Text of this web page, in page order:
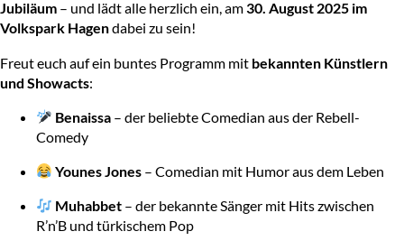
Jubiläum – und lädt alle herzlich ein, am30. August 2025 im
Volkspark Hagendabei zu sein!
Freut euch auf ein buntes Programm mit bekannten Künstlern
und Showacts:
Benaissa – der beliebte Comedian aus der Rebell-
Comedy
Younes Jones – Comedian mit Humor aus dem Leben
Muhabbet – der bekannte Sänger mit Hits zwischen
R’n’B und türkischem Pop